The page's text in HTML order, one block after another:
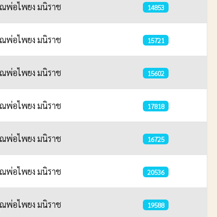
พ่อไพยง มนิราช 14853
พ่อไพยง มนิราช 15721
พ่อไพยง มนิราช 15602
พ่อไพยง มนิราช 17818
พ่อไพยง มนิราช 16725
พ่อไพยง มนิราช 20536
พ่อไพยง มนิราช 19588